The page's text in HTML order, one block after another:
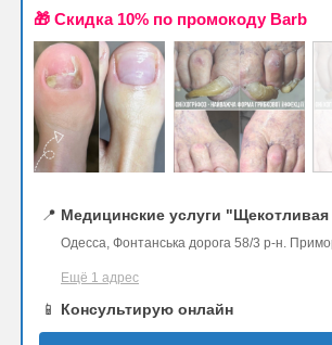
🎁 Cкидка 10% по промокоду Barb
📍 Медицинские услуги "Щекотливая
Одесса, Фонтанська дорога 58/3 р-н.
Ещё 1 адрес
📱 Консультирую онлайн